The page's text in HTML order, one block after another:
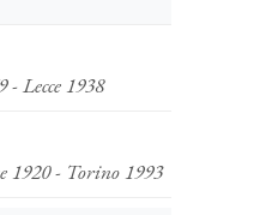
Lecce 1938
1920 - Torino 1993